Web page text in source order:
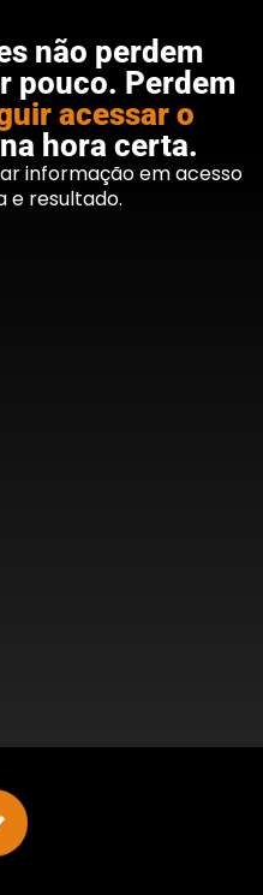
não perdem
pouco. Perdem
acessar o
na hora certa.
informação em acesso
e resultado.